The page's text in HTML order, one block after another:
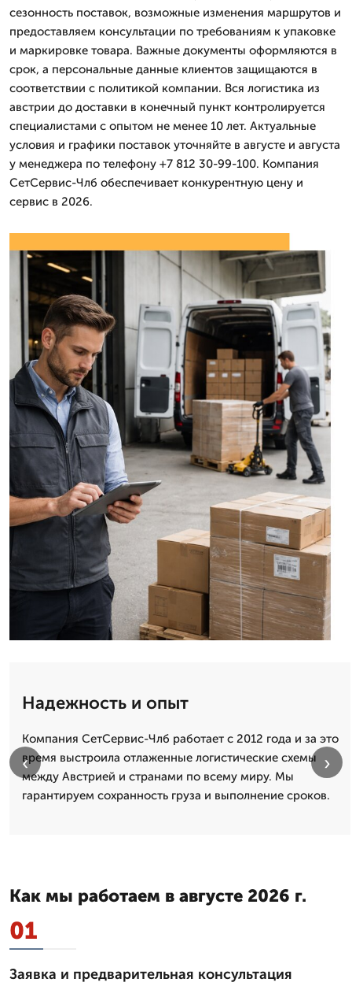
сезонность поставок, возможные изменения маршрутов и
предоставляем консультации по требованиям к упаковке
и маркировке товара. Важные документы оформляются в
срок, а персональные данные клиентов защищаются в
соответствии с политикой компании. Вся логистика из
австрии до доставки в конечный пункт контролируется
специалистами с опытом не менее 10 лет. Актуальные
условия и графики поставок уточняйте в августе и августа
у менеджера по телефону +7 812 30-99-100. Компания
СетСервис-Члб обеспечивает конкурентную цену и
сервис в 2026.
Надежность и опыт
Компания СетСервис-Члб работает с 2012 года и за это
время выстроила отлаженные логистические схемы
между Австрией и странами по всему миру. Мы
гарантируем сохранность груза и выполнение сроков.
‹ ›
Как мы работаем в августе 2026 г.
01
Заявка и предварительная консультация